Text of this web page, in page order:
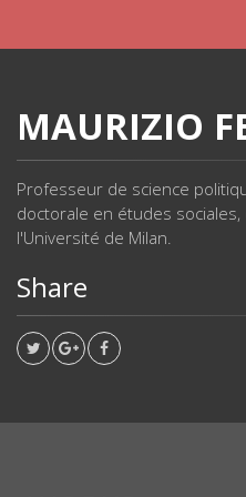
MAURIZIO
Professeur de science
doctorale en études
l'Université de Milan.
Share